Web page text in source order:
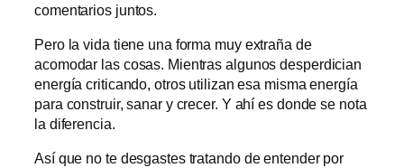
comentarios juntos.
Pero la vida tiene una forma muy extraña de
acomodar las cosas. Mientras algunos desperdician
energía criticando, otros utilizan esa misma energía
para construir, sanar y crecer. Y ahí es donde se nota
la diferencia.
Así que no te desgastes tratando de entender por